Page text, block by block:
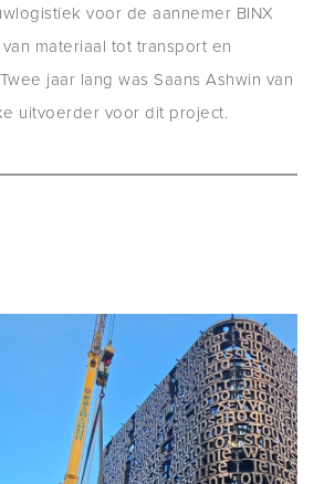
voor de aannemer BINX
materiaal tot transport en
jaar lang was Saans Ashwin van
uitvoerder voor dit project.